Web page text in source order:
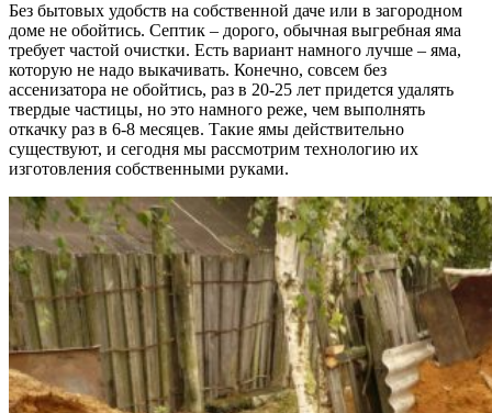
Без бытовых удобств на собственной даче или в загородном
доме не обойтись. Септик – дорого, обычная выгребная яма
требует частой очистки. Есть вариант намного лучше – яма,
которую не надо выкачивать. Конечно, совсем без
ассенизатора не обойтись, раз в 20-25 лет придется удалять
твердые частицы, но это намного реже, чем выполнять
откачку раз в 6-8 месяцев. Такие ямы действительно
существуют, и сегодня мы рассмотрим технологию их
изготовления собственными руками.